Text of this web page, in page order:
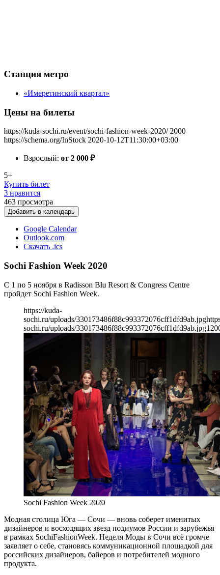
Станция метро
«Имеретинский квартал»
Цены на билеты
https://kuda-sochi.ru/event/sochi-fashion-week-2020/ 2000
https://schema.org/InStock 2020-10-12T11:30:00+03:00
Взрослый: от 2 000 ₽
5+
Купить билет
3 нравится
463 просмотра
Добавить в календарь
Google Calendar
Outlook.com
Скачать .ics
Sochi Fashiоn Week 2020
С 1 по 5 ноября в Radisson Blu Resort & Congress Centre
пройдет Sochi Fashion Week.
https://kuda-
sochi.ru/uploads/330173486f88c993372076cff1dfd9ab.jpg
sochi.ru/uploads/330173486f88c993372076cff1dfd9ab.jpg
Sochi Fashiоn Week 2020
Модная столица Юга — Сочи — вновь соберет именитых
дизайнеров и восходящих звезд подиумов России и зарубежья
в рамках SochiFashionWeek. Неделя Моды в Сочи всё громче
заявляет о себе, становясь коммуникационной площадкой для
российских дизайнеров, байеров и потребителей модного
продукта.